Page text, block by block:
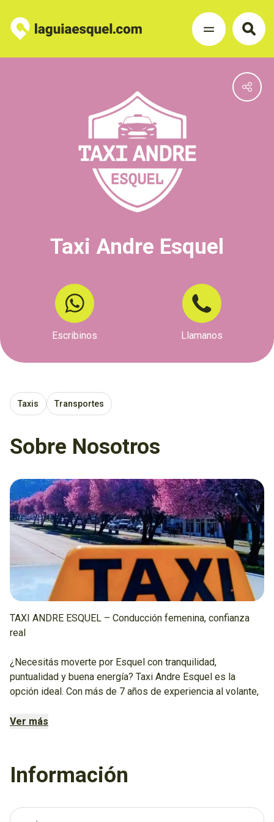
Taxi Andre Esquel
Escribinos Llamanos
Taxis Transportes
Sobre Nosotros
TAXI ANDRE ESQUEL – Conducción femenina, confianza
real
¿Necesitás moverte por Esquel con tranquilidad,
puntualidad y buena energía? Taxi Andre Esquel es la
opción ideal. Con más de 7 años de experiencia al volante,
personalizado, priorizando tu comodidad en cada traslado.
Andrea brinda un trato cercano y responsable que marca la
diferencia, especialmente para quienes valoran viajar
Ver más
Información